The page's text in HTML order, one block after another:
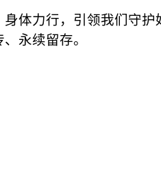
体力行，引领我们守
永续留存。